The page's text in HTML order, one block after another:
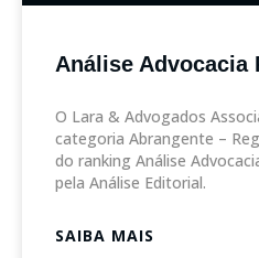
Análise Advocacia
O Lara & Advogados
categoria Abrangente –
do ranking Análise
pela Análise Editorial.
SAIBA MAIS